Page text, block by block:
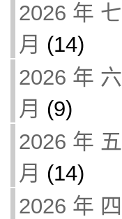
2026 年 七
月 (14)
2026 年 六
月 (9)
2026 年 五
月 (14)
2026 年 四